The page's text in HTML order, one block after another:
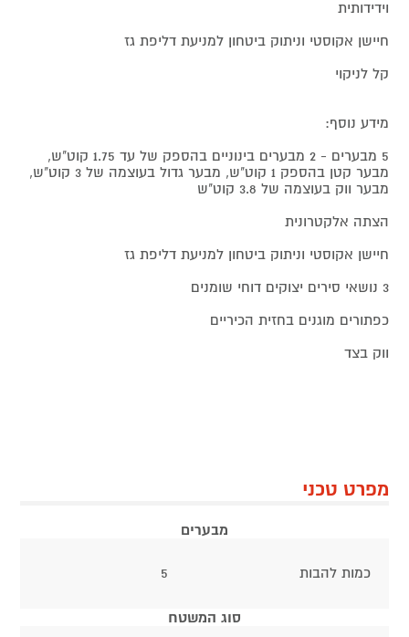
וידידותית
חיישן אקוסטי וניתוק ביטחון למניעת דליפת גז
קל לניקוי
מידע נוסף:
5 מבערים - 2 מבערים בינוניים בהספק של עד 1.75 קוט"ש,
מבער קטן בהספק 1 קוט"ש, מבער גדול בעוצמה של 3 קוט"ש,
מבער ווק בעוצמה של 3.8 קוט"ש
הצתה אלקטרונית
חיישן אקוסטי וניתוק ביטחון למניעת דליפת גז
3 נושאי סירים יצוקים דוחי שומנים
כפתורים מוגנים בחזית הכיריים
ווק בצד
מפרט טכני
מבערים
כמות להבות 5
סוג המשטח